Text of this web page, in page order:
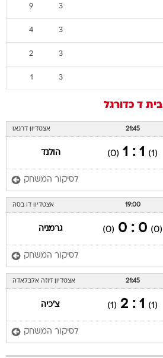
3
9
3
4
3
2
3
1
בית ד כדורגל
21:45 אצטדיון דרגאו
(1)
1 : 1
(0) הולנד
לסיקור המשחק
19:00 אצטדיון דו בסה
(0)
0 : 0
(0) גרמניה
לסיקור המשחק
21:45 אצטדיון ז'וזה אלבלאדה
(1)
1 : 2
(1) צ'כיה
לסיקור המשחק